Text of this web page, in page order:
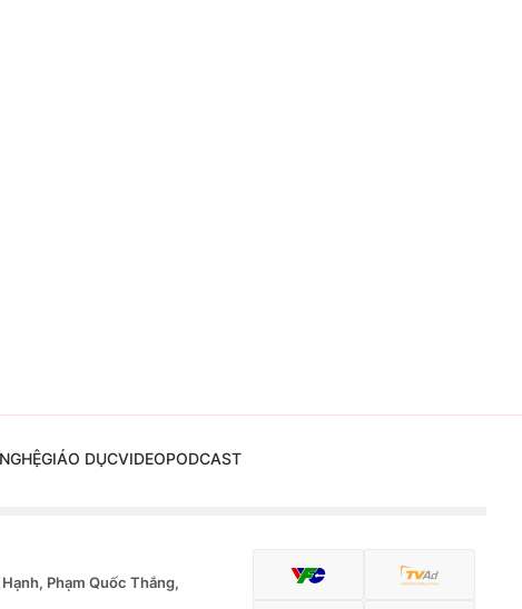
GIÁO DỤCVIDEOPODCAST
Phạm Quốc Thắng,